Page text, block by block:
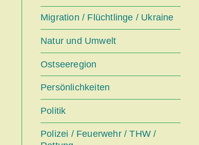
Migration / Flüchtlinge / Ukraine
Natur und Umwelt
Ostseeregion
Persönlichkeiten
Politik
Polizei / Feuerwehr / THW /